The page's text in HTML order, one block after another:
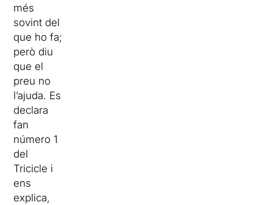
més
sovint del
que ho fa;
però diu
que el
preu no
l’ajuda. Es
declara
fan
número 1
del
Tricicle i
ens
explica,